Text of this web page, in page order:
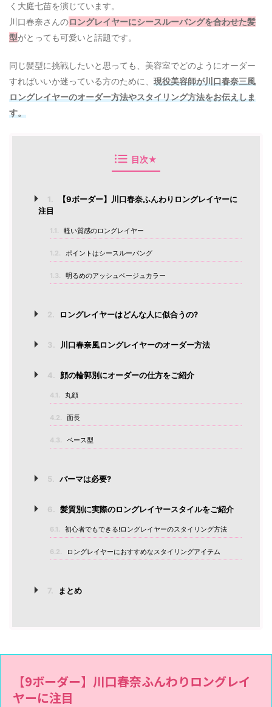
く大庭七苗を演じています。
川口春奈さんのロングレイヤーにシースルーバングを合わせた髪
型がとっても可愛いと話題です。
同じ髪型に挑戦したいと思っても、美容室でどのようにオーダー
すればいいか迷っている方のために、 現役美容師が川口春奈三風
ロングレイヤーのオーダー方法やスタイリング方法をお伝えしま
す。
目次★
1.
【9ボーダー】川口春奈ふんわりロングレイヤーに
注目
1.1. 軽い質感のロングレイヤー
1.2. ポイントはシースルーバング
1.3. 明るめのアッシュベージュカラー
2. ロングレイヤーはどんな人に似合うの?
3. 川口春奈風ロングレイヤーのオーダー方法
4. 顔の輪郭別にオーダーの仕方をご紹介
4.1. 丸顔
4.2. 面長
4.3. ベース型
5. パーマは必要?
6. 髪質別に実際のロングレイヤースタイルをご紹介
6.1. 初心者でもできる!ロングレイヤーのスタイリング方法
6.2. ロングレイヤーにおすすめなスタイリングアイテム
7. まとめ
【9ボーダー】川口春奈ふんわりロングレイ
ヤーに注目